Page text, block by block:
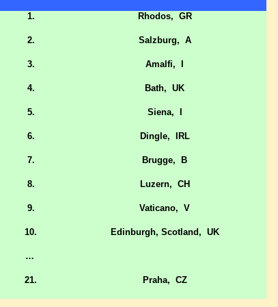
1. Rhodos, GR
2. Salzburg, A
3. Amalfi,
4. Bath, UK
5. Siena,
6. Dingle, IRL
7. Brugge, B
8. Luzern, CH
9. Vaticano, V
10. Edinburgh, Scotland, UK
…
21. Praha, CZ